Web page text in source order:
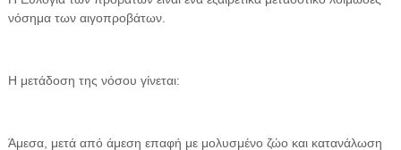
νόσημα των αιγοπροβάτων.
Η μετάδοση της νόσου γίνεται:
Άμεσα, μετά από άμεση επαφή με μολυσμένο ζώο και κατανάλωση